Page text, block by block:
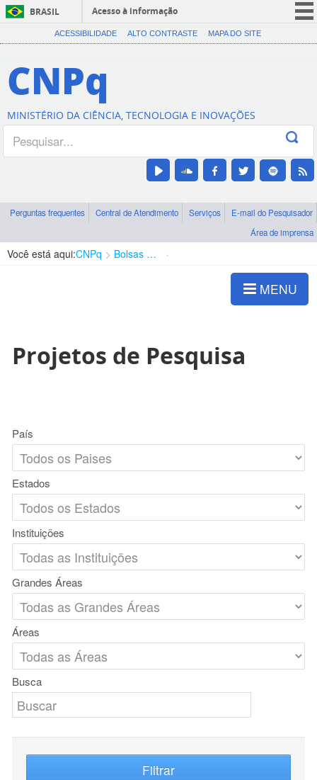
BRASIL
Acesso à informação
CORONAVÍRUS (COVID-19)
Canais
ACESSIBILIDADE ALTO CONTRASTE MAPA DO SITE
CNPq
MINISTÉRIO DA CIÊNCIA, TECNOLOGIA E INOVAÇÕES
Perguntas frequentes Central de Atendimento Serviços
E-mail do Pesquisador
Área de imprensa
Você está aqui:CNPq Bolsas e Auxílios Vigentes
MENU
Projetos de Pesquisa
País
Estados
Instituições
Grandes Áreas
Áreas
Busca
Filtrar